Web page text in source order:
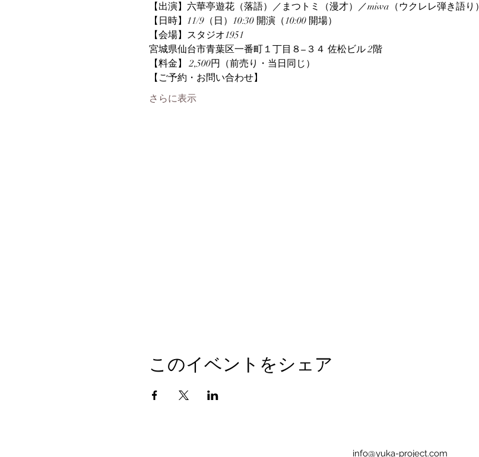
【出演】六華亭遊花（落語）／まつトミ（漫才）／miwa（ウクレレ弾き語り）
【日時】11/9（日）10:30 開演（10:00 開場）
【会場】スタジオ1951
宮城県仙台市青葉区一番町１丁目８−３４ 佐松ビル 2階
【料金】 2,500円（前売り・当日同じ）
【ご予約・お問い合わせ】
さらに表示
このイベントをシェア
info@yuka-project.com